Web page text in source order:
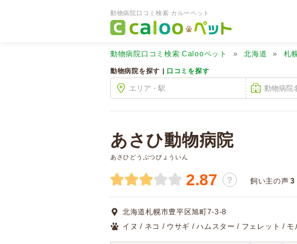
動物病院口コミ検索 カルーペット
動物病院口コミ検索 Calooペット 北海道 札
動物病院を探す | 口コミを探す
あさひ動物病院
あさひどうぶつびょういん
2.87 ？ 飼い主の声 3
北海道札幌市豊平区旭町7-3-8
イヌ / ネコ / ウサギ / ハムスター / フェレット /